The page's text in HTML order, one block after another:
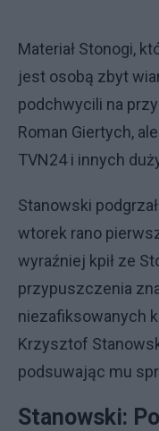
Materiał Stonogi,
jest osobą zbyt
podchwycili na
Roman Giertych,
TVN24 i innych
Stanowski
wtorek rano
wyraźniej kpił ze
przypuszczenia
niezafiksowanych
Krzysztof
podsuwając mu
Stanowski: